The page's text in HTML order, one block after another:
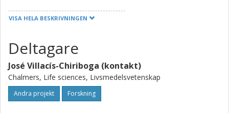
arbetsområden:
fördelningen av saponiner och tanniner under
våtfraktionering och att utveckla enzymatiska (tannas, β-
glukosidas) och fysikalisk-kemiska metoder (adsorption,
justering av pH och jonstyrka) för att ta bort dem. Målet
med dessa metoder är att minska bitterheten och
strävheten och samtidigt bevara proteinets funktionalitet.
VISA HELA BESKRIVNINGEN
Deltagare
José Villacís-Chiriboga (kontakt)
Chalmers, Life sciences, Livsmedelsvetenskap
Andra projekt Forskning